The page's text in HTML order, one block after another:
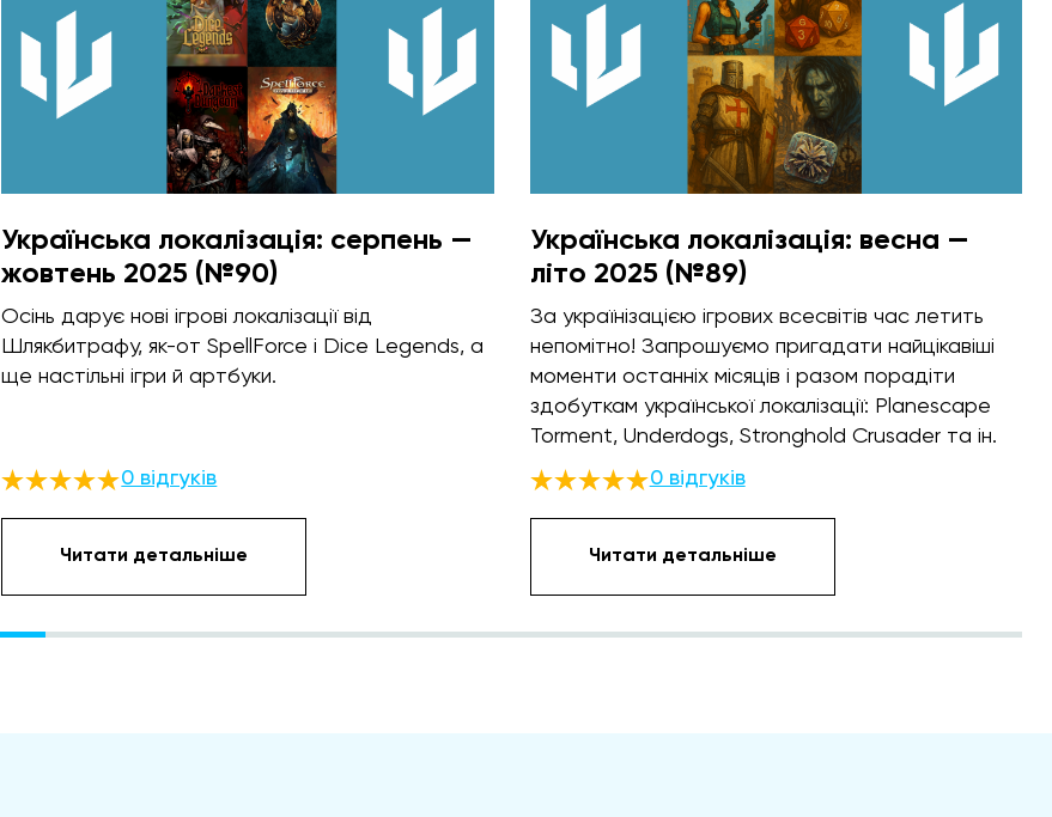
Українська локалізація: серпень —
жовтень 2025 (№90)
Осінь дарує нові ігрові локалізації від
Шлякбитрафу, як-от SpellForce і Dice Legends, а
ще настільні ігри й артбуки.
0 відгуків
Читати детальніше
Українська локалізація: весна —
літо 2025 (№89)
За українізацією ігрових всесвітів час летить
непомітно! Запрошуємо пригадати найцікавіші
моменти останніх місяців і разом порадіти
здобуткам української локалізації: Planescape
Torment, Underdogs, Stronghold Crusader та ін.
0 відгуків
Читати детальніше